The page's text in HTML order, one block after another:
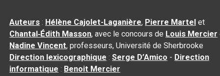
Auteurs : Hélène Cajolet-Laganière, Pierre Martel et
Chantal‑Édith Masson, avec le concours de Louis Mercier
Nadine Vincent, professeurs, Université de Sherbrooke
Direction lexicographique :Serge D’Amico - Direction
informatique : Benoit Mercier